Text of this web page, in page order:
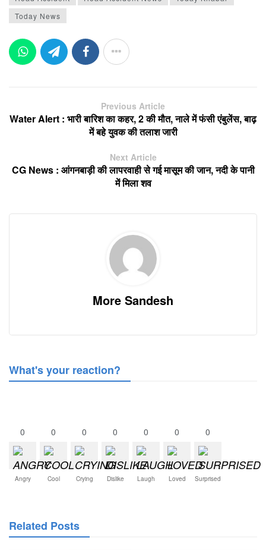
Today News
Previous Article
Water Alert : भारी बारिश का कहर, 2 की मौत, नाले में फंसी एंबुलेंस, बाढ़
में बहे युवक की तलाश जारी
Next Article
CG News : आंगनबाड़ी की लापरवाही से गई मासूम की जान, नदी के पानी
में मिला शव
More Sandesh
What's your reaction?
0
Angry
0
Cool
0
Crying
0
Dislike
0
Laugh
0
Loved
0
Surprised
Related Posts